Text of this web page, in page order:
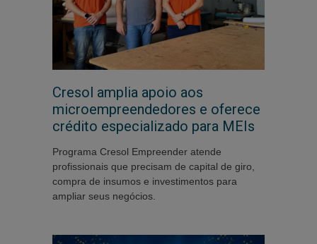
Cresol amplia apoio aos
microempreendedores e oferece
crédito especializado para MEIs
Programa Cresol Empreender atende
profissionais que precisam de capital de giro,
compra de insumos e investimentos para
ampliar seus negócios.